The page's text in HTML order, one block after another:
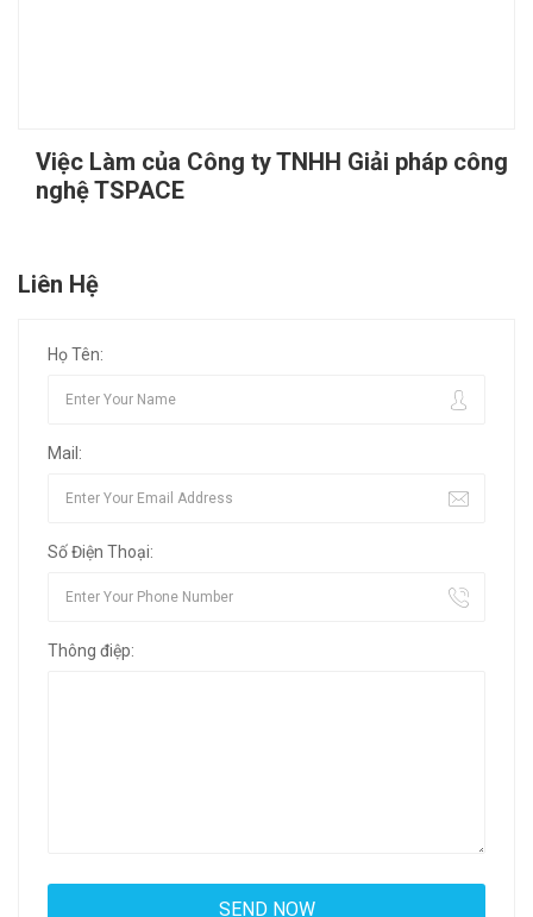
Việc Làm của Công ty TNHH Giải pháp công
nghệ TSPACE
Liên Hệ
Họ Tên:
Mail:
Số Điện Thoại:
Thông điệp: